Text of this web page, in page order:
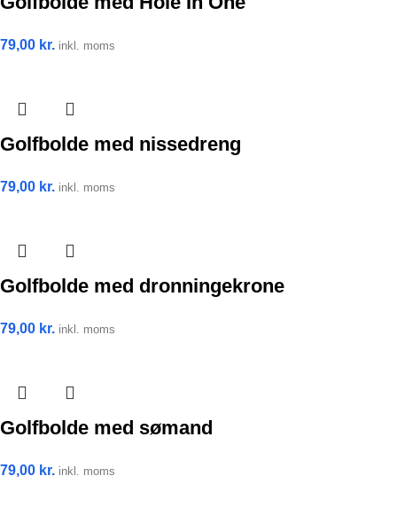
79,00 kr. inkl. moms
Golfbolde med nissedreng
79,00 kr. inkl. moms
Golfbolde med dronningekrone
79,00 kr. inkl. moms
Golfbolde med sømand
79,00 kr. inkl. moms